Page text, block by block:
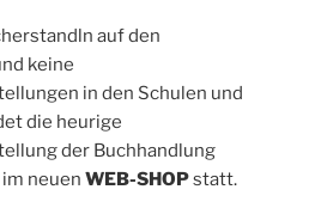
auf den
keine
in den Schulen und
die heurige
der Buchhandlung
neuen WEB-SHOPstatt.